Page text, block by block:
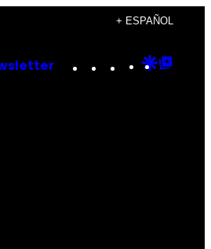
+ ESPAÑOL
Instagram
TikTok
YouTube
Google